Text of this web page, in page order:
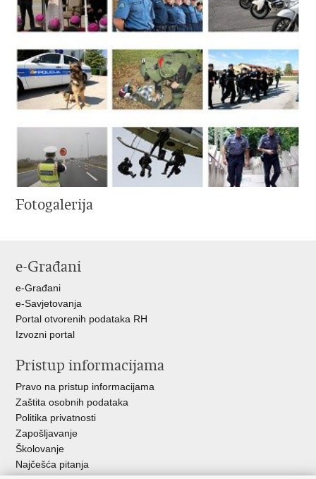
Fotogalerija
e-Građani
e-Građani
e-Savjetovanja
Portal otvorenih podataka RH
Izvozni portal
Pristup informacijama
Pravo na pristup informacijama
Zaštita osobnih podataka
Politika privatnosti
Zapošljavanje
Školovanje
Najčešća pitanja